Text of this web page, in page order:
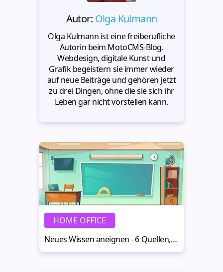
Autor: Olga Kulmann
Olga Kulmann ist eine freiberufliche
Autorin beim MotoCMS-Blog.
Webdesign, digitale Kunst und
Grafik begeistern sie immer wieder
auf neue Beiträge und gehören jetzt
zu drei Dingen, ohne die sie sich ihr
Leben gar nicht vorstellen kann.
HOME OFFICE
Neues Wissen aneignen - 6 Quellen, die dich weiterbringen